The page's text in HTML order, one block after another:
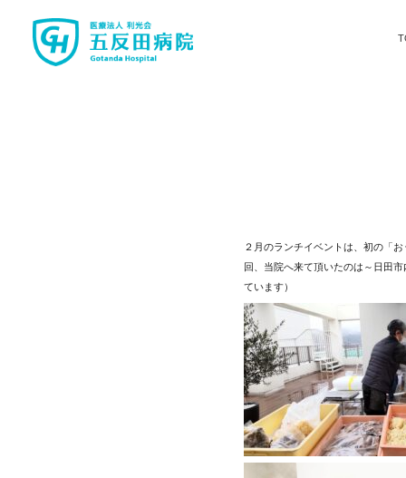
２月のランチイベントは、初の「
回、当院へ来て頂いたのは～日田
ています）